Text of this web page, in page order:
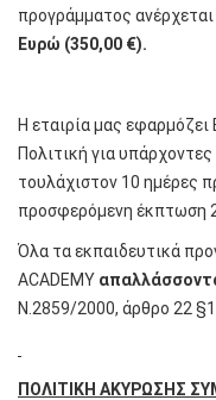
προγράμματος
Ευρώ (350,00 €).
Η εταιρία μας
Πολιτική για
τουλάχιστον 10 ημέρες
προσφερόμενη έκπτωση
Όλα τα εκπαιδευτικά
ACADEMY
Ν.2859/2000, άρθρο 22 §1.
ΠΟΛΙΤΙΚΗ ΑΚΥΡΩΣΗΣ